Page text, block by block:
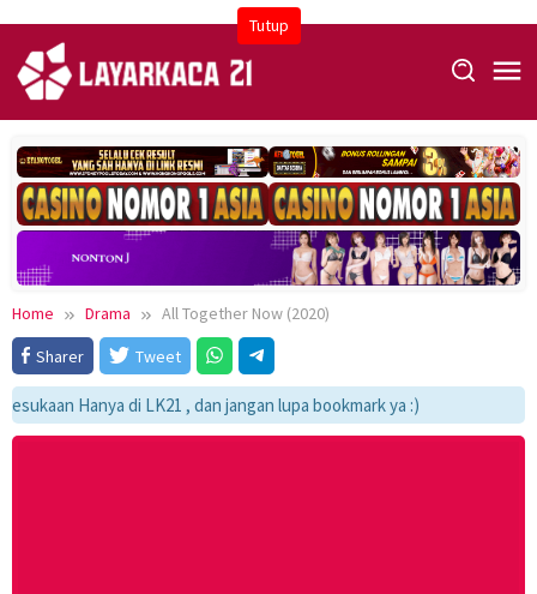
Tutup
content
Home Drama
All Together Now (2020)
Sharer
Tweet
Hanya di LK21 , dan jangan lupa bookmark ya :)